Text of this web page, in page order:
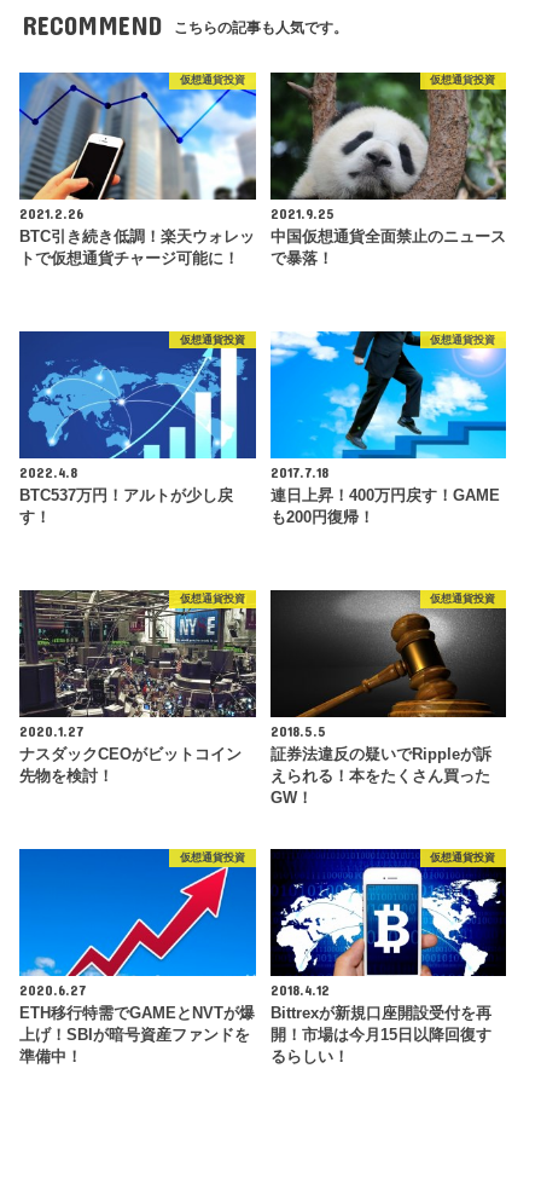
RECOMMEND こちらの記事も人気です。
仮想通貨投資
2021.2.26
BTC引き続き低調！楽天ウォレッ
トで仮想通貨チャージ可能に！
仮想通貨投資
2021.9.25
中国仮想通貨全面禁止のニュース
で暴落！
仮想通貨投資
2022.4.8
BTC537万円！アルトが少し戻
す！
仮想通貨投資
2017.7.18
連日上昇！400万円戻す！GAME
も200円復帰！
仮想通貨投資
2020.1.27
ナスダックCEOがビットコイン
先物を検討！
仮想通貨投資
2018.5.5
証券法違反の疑いでRippleが訴
えられる！本をたくさん買った
GW！
仮想通貨投資
2020.6.27
ETH移行特需でGAMEとNVTが爆
上げ！SBIが暗号資産ファンドを
準備中！
仮想通貨投資
2018.4.12
Bittrexが新規口座開設受付を再
開！市場は今月15日以降回復す
るらしい！